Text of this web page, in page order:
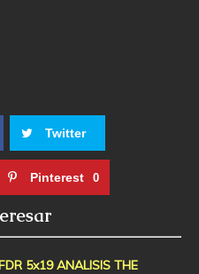
Twitter
Pinterest 0
5x19 ANALISIS THE